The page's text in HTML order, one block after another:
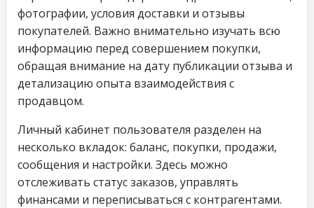
фотографии, условия доставки и отзывы
покупателей. Важно внимательно изучать всю
информацию перед совершением покупки,
обращая внимание на дату публикации отзыва и
детализацию опыта взаимодействия с
продавцом.
Личный кабинет пользователя разделен на
несколько вкладок: баланс, покупки, продажи,
сообщения и настройки. Здесь можно
отслеживать статус заказов, управлять
финансами и переписываться с контрагентами.